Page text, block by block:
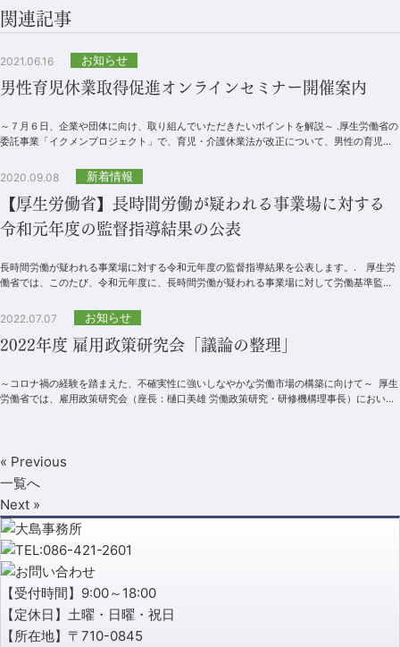
関連記事
2021.06.16 お知らせ
男性育児休業取得促進オンラインセミナー開催案内
～７月６日、企業や団体に向け、取り組んでいただきたいポイントを解説～ .厚生労働省の
委託事業「イクメンプロジェクト」で、育児・介護休業法が改正について、男性の育児休
2020.09.08 新着情報
【厚生労働省】長時間労働が疑われる事業場に対する
令和元年度の監督指導結果の公表
長時間労働が疑われる事業場に対する令和元年度の監督指導結果を公表します。. 厚生労
働省では、このたび、令和元年度に、長時間労働が疑われる事業場に対して労働基準監督
2022.07.07 お知らせ
2022年度 雇用政策研究会「議論の整理」
～コロナ禍の経験を踏まえた、不確実性に強いしなやかな労働市場の構築に向けて～ 厚生
労働省では、雇用政策研究会（座長：樋口美雄 労働政策研究・研修機構理事長）におい
« Previous
一覧へ
Next »
【受付時間】9:00～18:00
【定休日】土曜・日曜・祝日
【所在地】〒710-0845